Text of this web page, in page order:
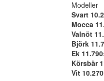
Modeller
Svart
Mocca
Valnöt
Björk
Ek
Körsbär
Vit